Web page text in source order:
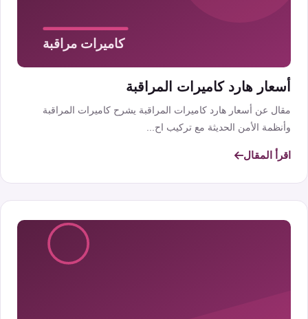
أسعار هارد كاميرات المراقبة
مقال عن أسعار هارد كاميرات المراقبة يشرح كاميرات المراقبة
وأنظمة الأمن الحديثة مع تركيب اح...
اقرأ المقال